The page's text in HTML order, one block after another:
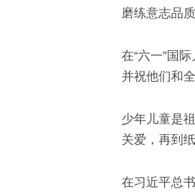
磨练意志品
在“六一”国
并祝他们和
少年儿童是
关爱，再到
在习近平总